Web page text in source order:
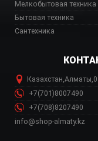
Мелкобытовая техника
Бытовая техника
Сантехника
Казахстан,Алматы,
+7(701)8007490
+7(708)8207490
info@shop-almaty.kz